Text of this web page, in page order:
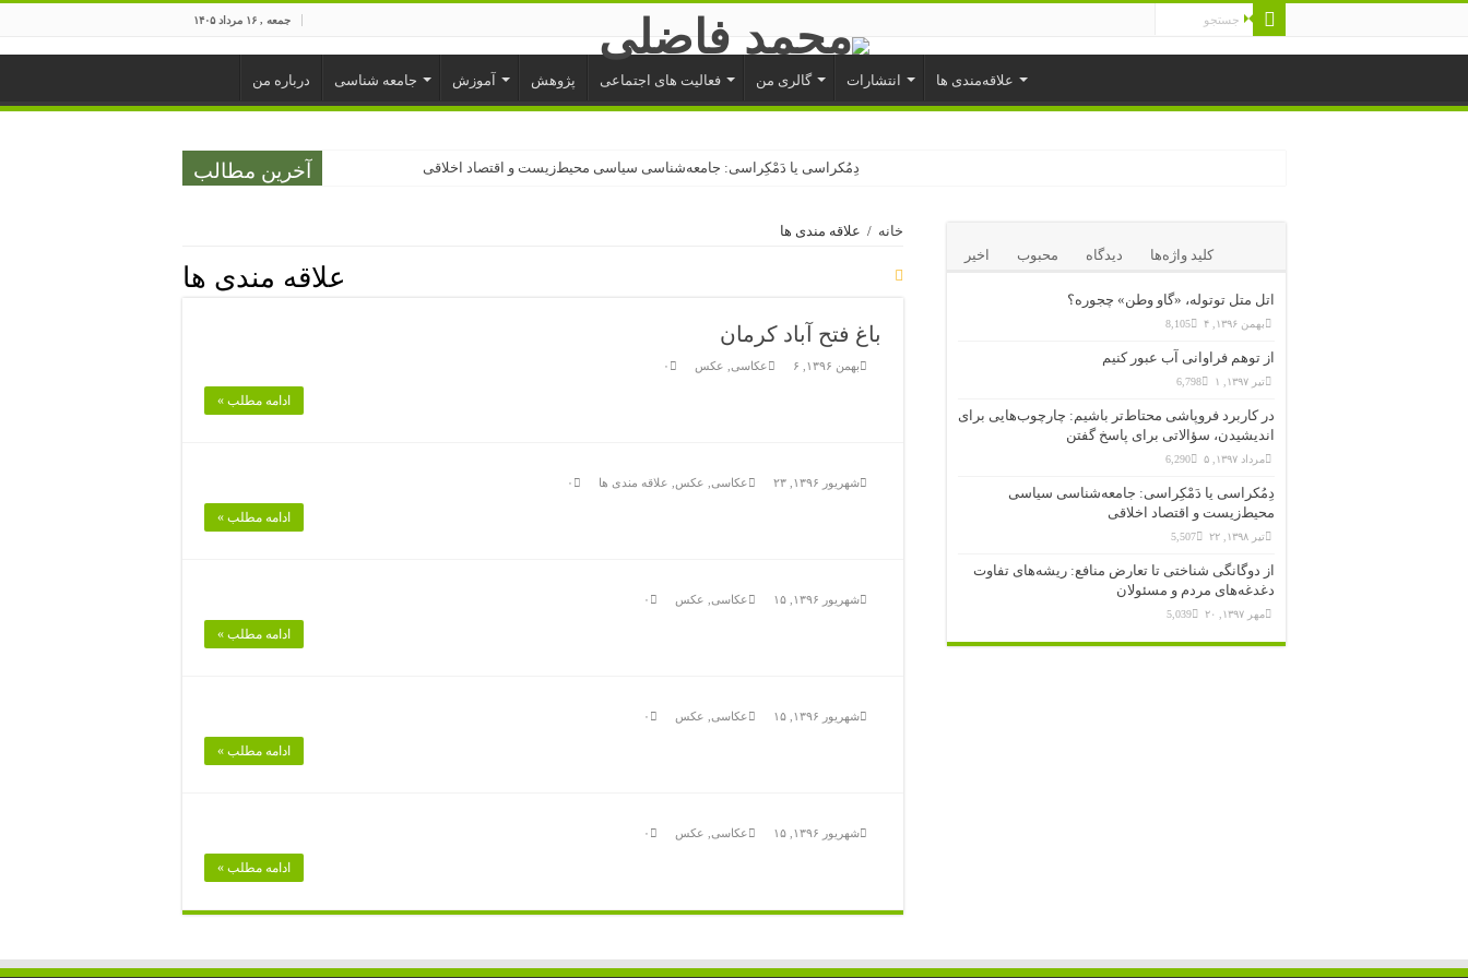
جمعه , ۱۶ مرداد ۱۴۰۵
درباره من جامعه شناسی آموزش پژوهش فعالیت های اجتماعی گالری من انتشارات علاقه‌مندی ها
آخرین مطالب دِمُکراسی یا دَمْکِراسی: جامعه‌شناسی سیاسی محیط‌زیست و اقتصاد اخلاقی
در کاربرد فروپاشی محتاط‌تر باشیم: چارچوب‌هایی برای اندیشیدن، سؤالاتی برای پاسخ گفتن
اصلاحات برای خروج از دام اجتماعی
به وقت شام: دفاع از انسانیت دفاع
«دولت پیچیده؛ روشنفکری چپ کوک»
خانه / علاقه مندی ها
علاقه مندی ها
باغ فتح آباد کرمان
بهمن ۱۳۹۶, ۶ عکاسی عکس ۰
ادامه مطلب »
شهریور ۱۳۹۶, ۲۳ عکاسی عکس علاقه مندی ها ۰
ادامه مطلب »
شهریور ۱۳۹۶, ۱۵ عکاسی عکس ۰
ادامه مطلب »
شهریور ۱۳۹۶, ۱۵ عکاسی عکس ۰
ادامه مطلب »
شهریور ۱۳۹۶, ۱۵ عکاسی عکس ۰
ادامه مطلب »
اخیر محبوب دیدگاه کلید واژه‌ها
اتل متل توتوله، «گاو وطن» چجوره؟
بهمن ۱۳۹۶, ۴ 8,105
از توهم فراوانی آب عبور کنیم
تیر ۱۳۹۷, ۱ 6,798
در کاربرد فروپاشی محتاط‌تر باشیم: چارچوب‌هایی برای
اندیشیدن، سؤالاتی برای پاسخ گفتن
مرداد ۱۳۹۷, ۵ 6,290
دِمُکراسی یا دَمْکِراسی: جامعه‌شناسی سیاسی
محیط‌زیست و اقتصاد اخلاقی
تیر ۱۳۹۸, ۲۲ 5,507
از دوگانگی شناختی تا تعارض منافع: ریشه‌های تفاوت
دغدغه‌های مردم و مسئولان
مهر ۱۳۹۷, ۲۰ 5,039